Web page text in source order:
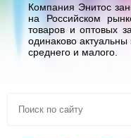
Компания Энитос
на Российском
товаров и оптовых
одинаково актуальны
среднего и малого.